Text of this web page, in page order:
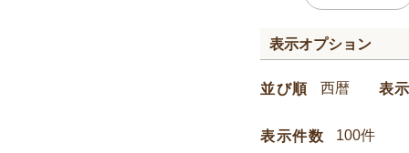
表示オプション
並び順 表
表示件数